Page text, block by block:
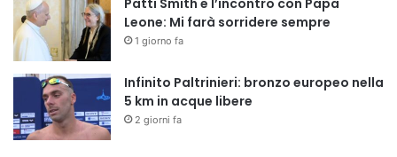
Leone: Mi farà sorridere sempre
1 giorno fa
Infinito Paltrinieri: bronzo europeo nella
5 km in acque libere
2 giorni fa